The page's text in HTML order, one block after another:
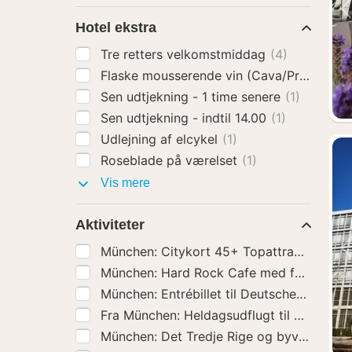
Hotel ekstra
Tre retters velkomstmiddag (4)
Flaske mousserende vin (Cava/Prosecco)
Sen udtjekning - 1 time senere (1)
Sen udtjekning - indtil 14.00 (1)
Udlejning af elcykel (1)
Roseblade på værelset (1)
Vis mereHotel
Aktiviteter
München: Entrébillet til